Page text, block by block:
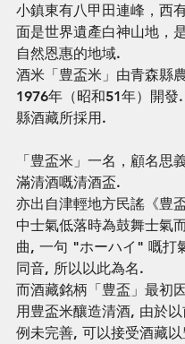
小鎮東有八甲田連峰，西
面是世界遺產白神山地，
自然恩惠的地域.
酒米「豊盃米」由青森縣
1976年（昭和51年）開發
縣酒藏所採用.
「豊盃米」一名，顧名思
滿清酒嘅清酒盃.
亦出自津輕地方民謠《豊
中士氣低落時為鼓舞士氣
曲, 一句 "ホーハイ" 嘅打
同音, 所以以此為名.
而酒藏銘柄「豊盃」最初
用豊盃米釀造清酒, 由於
例未完善, 可以接受酒藏